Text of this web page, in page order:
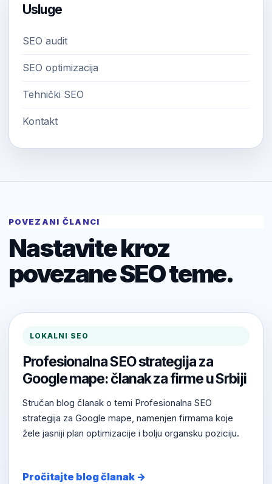
Usluge
SEO audit
SEO optimizacija
Tehnički SEO
Kontakt
POVEZANI ČLANCI
Nastavite kroz
povezane SEO teme.
LOKALNI SEO
Profesionalna SEO strategija za
Google mape: članak za firme u Srbiji
Stručan blog članak o temi Profesionalna SEO
strategija za Google mape, namenjen firmama koje
žele jasniji plan optimizacije i bolju organsku poziciju.
Pročitajte blog članak →